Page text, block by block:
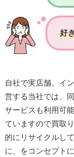
好
自社で実店舗、イ
営する当社では、
サービスも利用可
ていますので買取
的にリサイクルし
に、をコンセプト